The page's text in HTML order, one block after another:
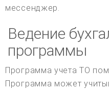
мессенджер.
Ведение
программы
Программа учета ТО
Программа может